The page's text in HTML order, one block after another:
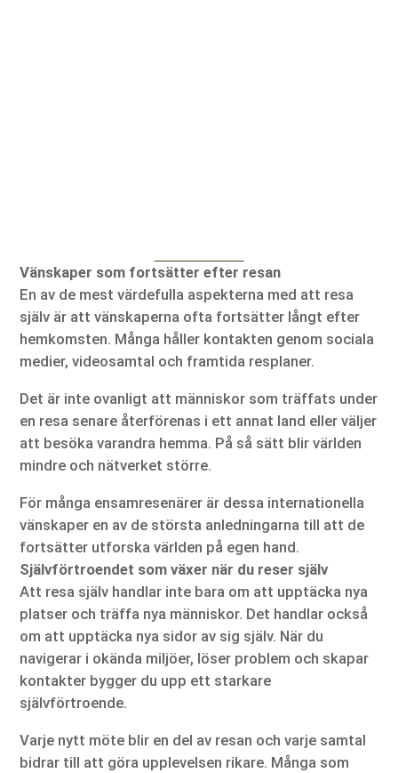
Vänskaper som fortsätter efter resan
En av de mest värdefulla aspekterna med att resa
själv är att vänskaperna ofta fortsätter långt efter
hemkomsten. Många håller kontakten genom sociala
medier, videosamtal och framtida resplaner.
Det är inte ovanligt att människor som träffats under
en resa senare återförenas i ett annat land eller väljer
att besöka varandra hemma. På så sätt blir världen
mindre och nätverket större.
För många ensamresenärer är dessa internationella
vänskaper en av de största anledningarna till att de
fortsätter utforska världen på egen hand.
Självförtroendet som växer när du reser själv
Att resa själv handlar inte bara om att upptäcka nya
platser och träffa nya människor. Det handlar också
om att upptäcka nya sidor av sig själv. När du
navigerar i okända miljöer, löser problem och skapar
kontakter bygger du upp ett starkare
självförtroende.
Varje nytt möte blir en del av resan och varje samtal
bidrar till att göra upplevelsen rikare. Många som